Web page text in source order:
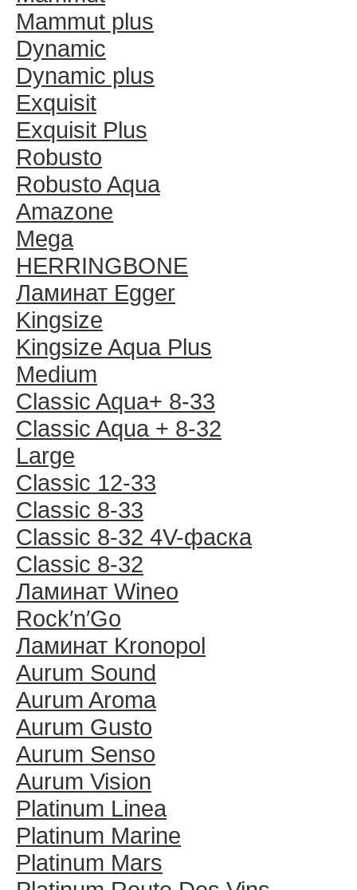
Mammut plus
Dynamic
Dynamic plus
Exquisit
Exquisit Plus
Robusto
Robusto Aqua
Amazone
Mega
HERRINGBONE
Ламинат Egger
Kingsize
Kingsize Aqua Plus
Medium
Classic Aqua+ 8-33
Classic Aqua + 8-32
Large
Classic 12-33
Classic 8-33
Classic 8-32 4V-фаска
Classic 8-32
Ламинат Wineo
Rock′n′Go
Ламинат Kronopol
Aurum Sound
Aurum Aroma
Aurum Gusto
Aurum Senso
Aurum Vision
Platinum Linea
Platinum Marine
Platinum Mars